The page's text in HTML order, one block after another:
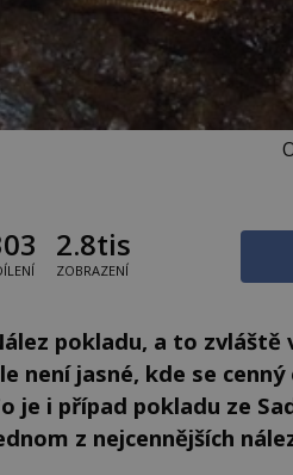
2.8tis
ZOBRAZENÍ
pokladu, a to zvláště
není jasné, kde se
je i případ pokladu ze
z nejcennějších